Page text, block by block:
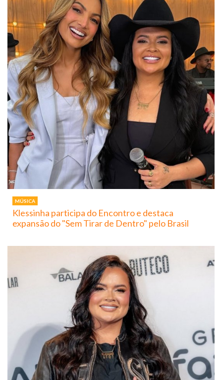
MÚSICA
Klessinha participa do Encontro e destaca
expansão do "Sem Tirar de Dentro" pelo Brasil